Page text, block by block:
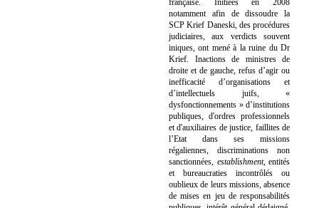
notamment afin de dissoudre la
SCP Krief Daneski, des procédures
judiciaires, aux verdicts souvent
iniques, ont mené à la ruine du Dr
Krief. Inactions de ministres de
droite et de gauche, refus d’agir ou
inefficacité d’organisations et
d’intellectuels juifs, «
dysfonctionnements » d’institutions
publiques, d'ordres professionnels
et d'auxiliaires de justice, faillites de
l’Etat dans ses missions
régaliennes, discriminations non
sanctionnées, establishment, entités
et bureaucraties incontrôlés ou
oublieux de leurs missions, absence
de mises en jeu de responsabilités